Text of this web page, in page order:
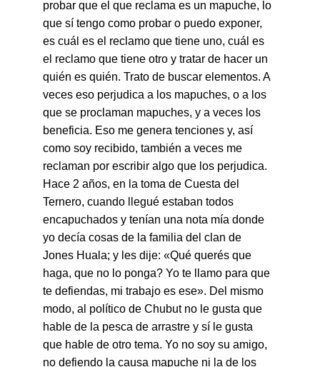
probar que el que reclama es un mapuche, lo
que sí tengo como probar o puedo exponer,
es cuál es el reclamo que tiene uno, cuál es
el reclamo que tiene otro y tratar de hacer un
quién es quién. Trato de buscar elementos. A
veces eso perjudica a los mapuches, o a los
que se proclaman mapuches, y a veces los
beneficia. Eso me genera tenciones y, así
como soy recibido, también a veces me
reclaman por escribir algo que los perjudica.
Hace 2 años, en la toma de Cuesta del
Ternero, cuando llegué estaban todos
encapuchados y tenían una nota mía donde
yo decía cosas de la familia del clan de
Jones Huala; y les dije: «Qué querés que
haga, que no lo ponga? Yo te llamo para que
te defiendas, mi trabajo es ese». Del mismo
modo, al político de Chubut no le gusta que
hable de la pesca de arrastre y sí le gusta
que hable de otro tema. Yo no soy su amigo,
no defiendo la causa mapuche ni la de los